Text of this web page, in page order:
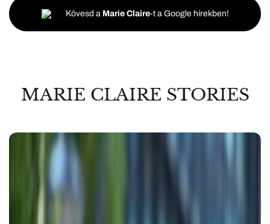
Kövesd a Marie Claire-t a Google hírekben!
MARIE CLAIRE STORIES